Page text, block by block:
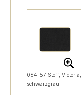
064-57 Stoff, Victoria,
schwarzgrau